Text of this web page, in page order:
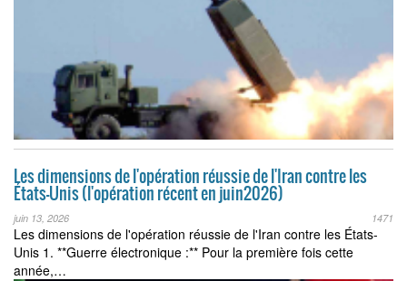
Les dimensions de l'opération réussie de l'Iran contre les
États-Unis (l'opération récent en juin2026)
juin 13, 2026 1471
Les dimensions de l'opération réussie de l'Iran contre les États-
Unis 1. **Guerre électronique :** Pour la première fois cette
année,…